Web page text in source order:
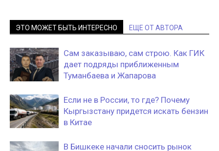
ЭТО МОЖЕТ БЫТЬ ИНТЕРЕСНО ЕЩЕ ОТ АВТОРА
Сам заказываю, сам строю. Как ГИК
дает подряды приближенным
Туманбаева и Жапарова
Если не в России, то где? Почему
Кыргызстану придется искать бензин
в Китае
В Бишкеке начали сносить рынок